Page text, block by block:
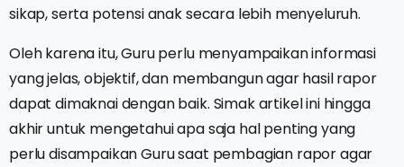
sikap, serta potensi anak secara lebih menyeluruh.
Oleh karena itu, Guru perlu menyampaikan informasi
yang jelas, objektif, dan membangun agar hasil rapor
dapat dimaknai dengan baik. Simak artikel ini hingga
akhir untuk mengetahui apa saja hal penting yang
perlu disampaikan Guru saat pembagian rapor agar